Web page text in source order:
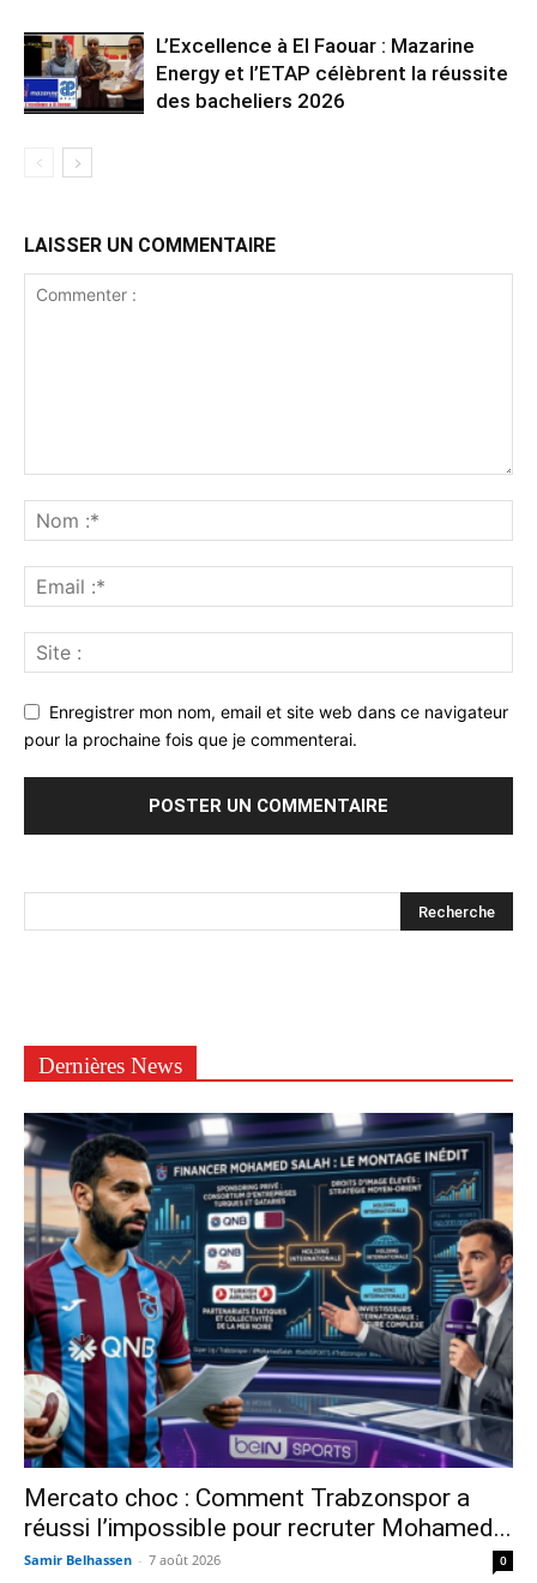
L’Excellence à El Faouar : Mazarine
Energy et l’ETAP célèbrent la réussite
des bacheliers 2026
LAISSER UN COMMENTAIRE
Enregistrer mon nom, email et site web dans ce navigateur
pour la prochaine fois que je commenterai.
Dernières News
Mercato choc : Comment Trabzonspor a
réussi l’impossible pour recruter Mohamed...
Samir Belhassen - 7 août 2026 0